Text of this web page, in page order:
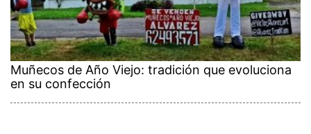
Muñecos de Año Viejo: tradición que evoluciona
en su confección